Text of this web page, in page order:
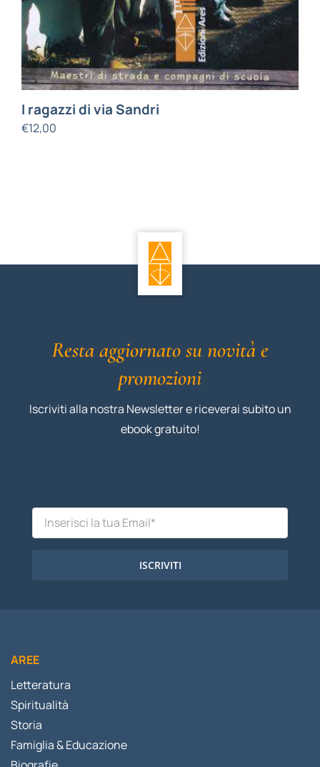
I ragazzi di via Sandri
€12,00
Resta aggiornato su novità e
promozioni
Iscriviti alla nostra Newsletter e riceverai subito un
ebook gratuito!
ISCRIVITI
AREE
Letteratura
Spiritualità
Storia
Famiglia & Educazione